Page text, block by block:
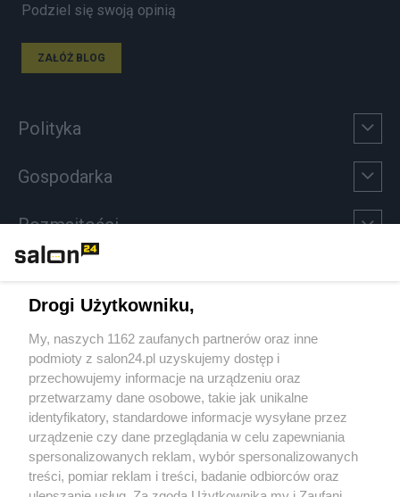
Podziel się swoją opinią
ZAŁÓŻ BLOG
Polityka
Gospodarka
Rozmaitości
Sport
Społeczeństwo
Kultura
Drogi Użytkowniku,
My, naszych 1162 zaufanych partnerów oraz inne
podmioty z salon24.pl uzyskujemy dostęp i
przechowujemy informacje na urządzeniu oraz
przetwarzamy dane osobowe, takie jak unikalne
identyfikatory, standardowe informacje wysyłane przez
urządzenie czy dane przeglądania w celu zapewniania
spersonalizowanych reklam, wybór spersonalizowanych
treści, pomiar reklam i treści, badanie odbiorców oraz